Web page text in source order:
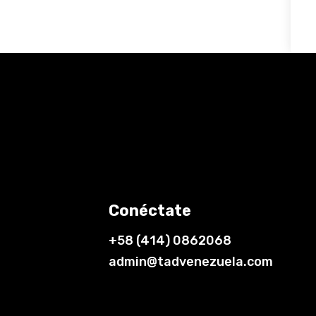
Conéctate
+58 (414) 0862068
admin@tadvenezuela.com